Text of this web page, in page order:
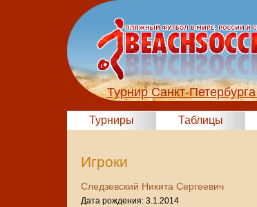
Турнир Санкт-
Турниры Таблицы
Игроки
Следзевский Никита Сергеевич
Дата рождения: 3.1.2014